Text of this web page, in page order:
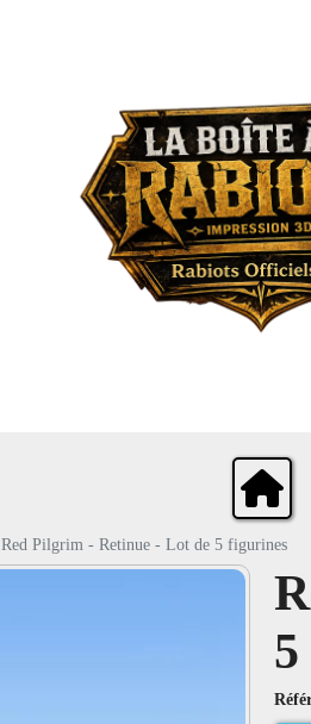
Red Pilgrim - Retinue - Lot de 5 figurines